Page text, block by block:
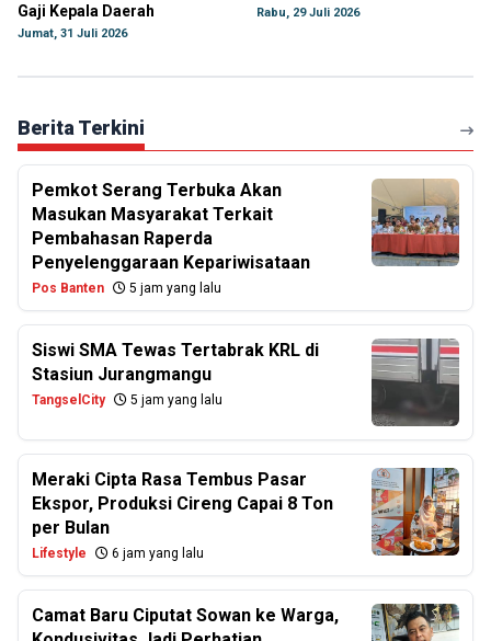
Gaji Kepala Daerah
Jumat, 31 Juli 2026
Rabu, 29 Juli 2026
Berita Terkini
Pemkot Serang Terbuka Akan
Masukan Masyarakat Terkait
Pembahasan Raperda
Penyelenggaraan Kepariwisataan
Pos Banten 5 jam yang lalu
Siswi SMA Tewas Tertabrak KRL di
Stasiun Jurangmangu
TangselCity 5 jam yang lalu
Meraki Cipta Rasa Tembus Pasar
Ekspor, Produksi Cireng Capai 8 Ton
per Bulan
Lifestyle 6 jam yang lalu
Camat Baru Ciputat Sowan ke Warga,